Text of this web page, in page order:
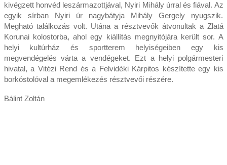
kivégzett honvéd leszármazottjával, Nyiri Mihály úrral és fiával. Az
egyik sírban Nyiri úr nagybátyja Mihály Gergely nyugszik.
Megható találkozás volt. Utána a résztvevők átvonultak a Zlatá
Korunai kolostorba, ahol egy kiállítás megnyitójára került sor. A
helyi kultúrház és sportterem helyiségeiben egy kis
megvendégelés várta a vendégeket. Ezt a helyi polgármesteri
hivatal, a Vitézi Rend és a Felvidéki Kárpitos készítette egy kis
borkóstolóval a megemlékezés résztvevői részére.
Bálint Zoltán